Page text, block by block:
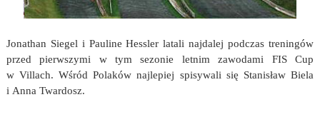
Jonathan Siegel i Pauline Hessler latali najdalej podczas treningów
przed pierwszymi w tym sezonie letnim zawodami FIS Cup
w Villach. Wśród Polaków najlepiej spisywali się Stanisław Biela
i Anna Twardosz.